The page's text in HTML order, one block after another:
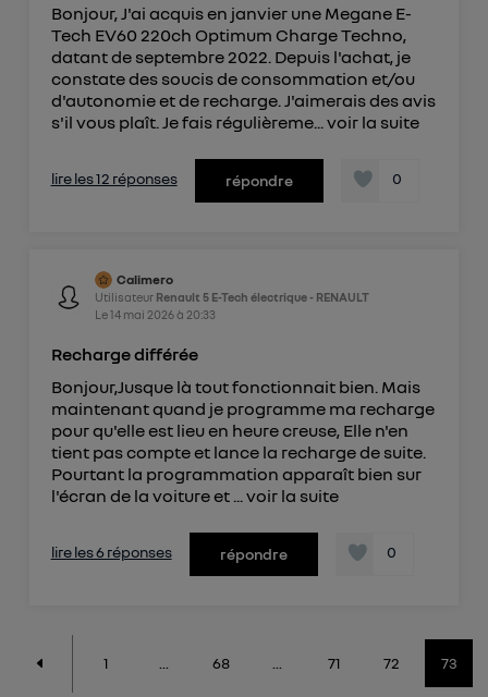
Bonjour, J'ai acquis en janvier une Megane E-
Tech EV60 220ch Optimum Charge Techno,
datant de septembre 2022. Depuis l'achat, je
constate des soucis de consommation et/ou
d'autonomie et de recharge. J'aimerais des avis
s'il vous plaît. Je fais régulièreme... voir la suite
lire les 12 réponses répondre 0
Calimero
Utilisateur Renault 5 E-Tech électrique - RENAULT
Le14 mai 2026à 20:33
Recharge différée
Bonjour,Jusque là tout fonctionnait bien. Mais
maintenant quand je programme ma recharge
pour qu'elle est lieu en heure creuse, Elle n'en
tient pas compte et lance la recharge de suite.
Pourtant la programmation apparaît bien sur
l'écran de la voiture et ...voir la suite
lire les 6 réponses répondre 0
1 68 71 72 73